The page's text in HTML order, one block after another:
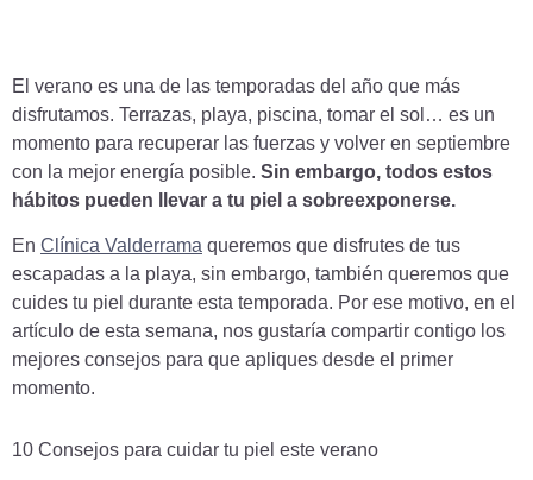
El verano es una de las temporadas del año que más
disfrutamos. Terrazas, playa, piscina, tomar el sol… es un
momento para recuperar las fuerzas y volver en septiembre
con la mejor energía posible. Sin embargo, todos estos
hábitos pueden llevar a tu piel a sobreexponerse.
En Clínica Valderrama queremos que disfrutes de tus
escapadas a la playa, sin embargo, también queremos que
cuides tu piel durante esta temporada. Por ese motivo, en el
artículo de esta semana, nos gustaría compartir contigo los
mejores consejos para que apliques desde el primer
momento.
10 Consejos para cuidar tu piel este verano